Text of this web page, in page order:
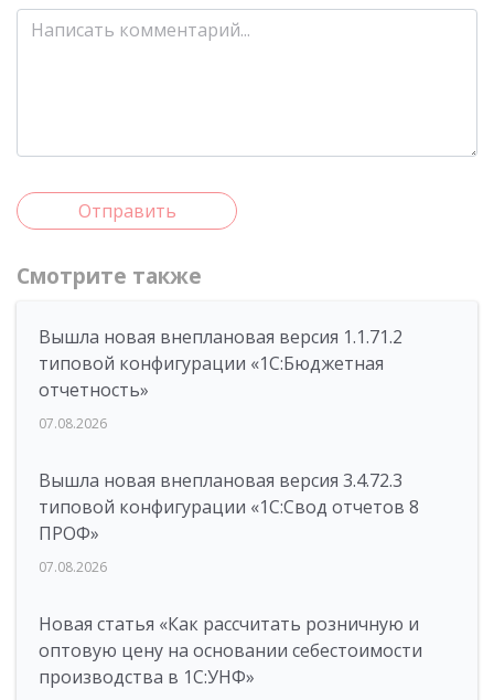
Отправить
Смотрите также
Вышла новая внеплановая версия 1.1.71.2
типовой конфигурации «1C:Бюджетная
отчетность»
07.08.2026
Вышла новая внеплановая версия 3.4.72.3
типовой конфигурации «1C:Свод отчетов 8
ПРОФ»
07.08.2026
Новая статья «Как рассчитать розничную и
оптовую цену на основании себестоимости
производства в 1С:УНФ»